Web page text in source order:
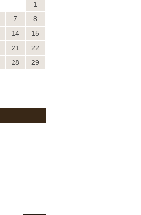
1
7
8
14
15
21
22
28
29